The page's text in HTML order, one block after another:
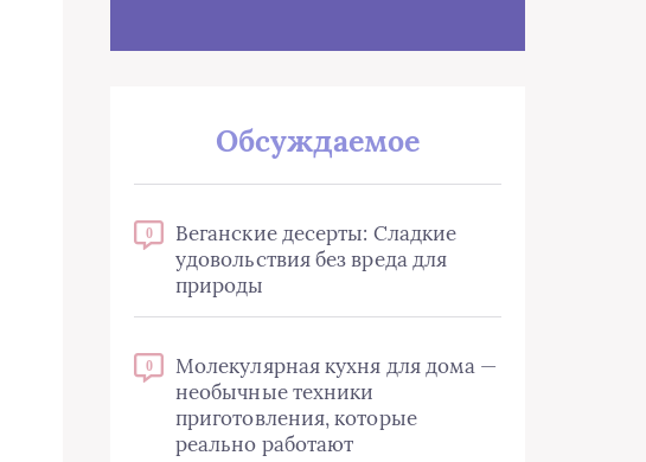
Обсуждаемое
0
Веганские десерты: Сладкие
удовольствия без вреда для
природы
0
Молекулярная кухня для дома —
необычные техники
приготовления, которые
реально работают